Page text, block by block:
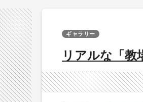
リアルな「
ギャラリー